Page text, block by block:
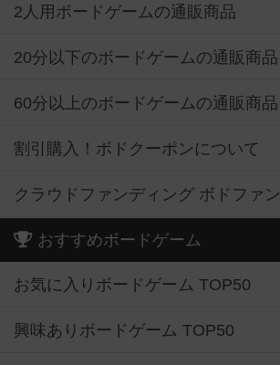
2人用ボードゲームの通販商品
20分以下のボードゲームの通販商品
60分以上のボードゲームの通販商品
割引購入！ボドクーポンについて
クラウドファンディング ボドファン
おすすめボードゲーム
お気に入りボードゲーム TOP50
興味ありボードゲーム TOP50